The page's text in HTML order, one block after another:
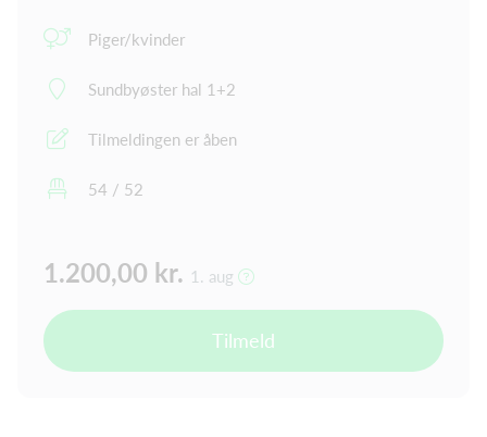
Piger/kvinder
Sundbyøster hal 1+2
Tilmeldingen er åben
54 / 52
1.200,00 kr. 1. aug
Tilmeld